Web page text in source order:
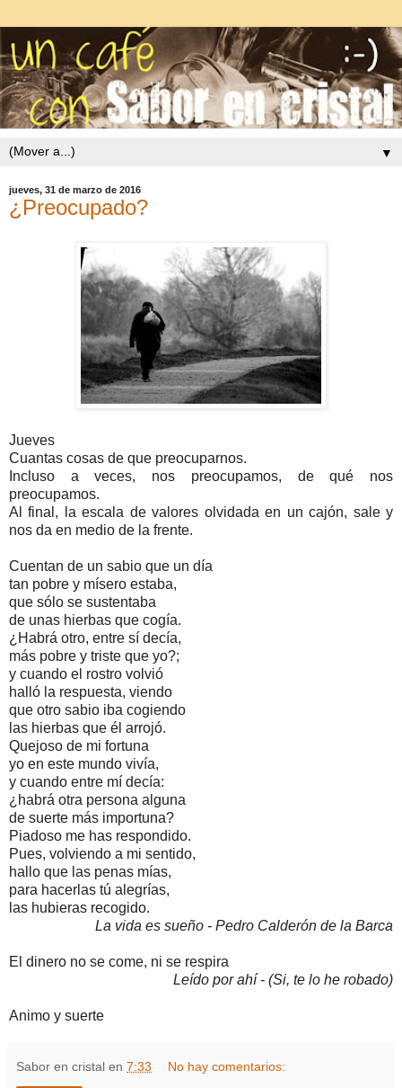
▼
jueves, 31 de marzo de 2016
¿Preocupado?
Jueves
Cuantas cosas de que preocuparnos.
Incluso a veces, nos preocupamos, de qué nos
preocupamos.
Al final, la escala de valores olvidada en un cajón, sale y
nos da en medio de la frente.
Cuentan de un sabio que un día
tan pobre y mísero estaba,
que sólo se sustentaba
de unas hierbas que cogía.
¿Habrá otro, entre sí decía,
más pobre y triste que yo?;
y cuando el rostro volvió
halló la respuesta, viendo
que otro sabio iba cogiendo
las hierbas que él arrojó.
Quejoso de mi fortuna
yo en este mundo vivía,
y cuando entre mí decía:
¿habrá otra persona alguna
de suerte más importuna?
Piadoso me has respondido.
Pues, volviendo a mi sentido,
hallo que las penas mías,
para hacerlas tú alegrías,
las hubieras recogido.
La vida es sueño - Pedro Calderón de la Barca
El dinero no se come, ni se respira
Leído por ahí - (Si, te lo he robado)
Animo y suerte
Sabor en cristal en 7:33 No hay comentarios: